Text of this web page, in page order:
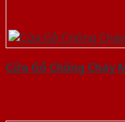
Cửa Gỗ Chống Cháy